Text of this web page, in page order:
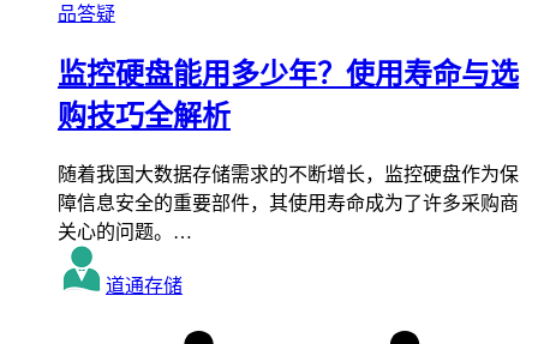
品答疑
监控硬盘能用多少年？使用寿命与选
购技巧全解析
随着我国大数据存储需求的不断增长，监控硬盘作为保
障信息安全的重要部件，其使用寿命成为了许多采购商
关心的问题。…
道通存储